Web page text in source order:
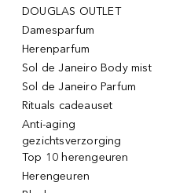
DOUGLAS OUTLET
Damesparfum
Herenparfum
Sol de Janeiro Body mist
Sol de Janeiro Parfum
Rituals cadeauset
Anti-aging
gezichtsverzorging
Top 10 herengeuren
Herengeuren